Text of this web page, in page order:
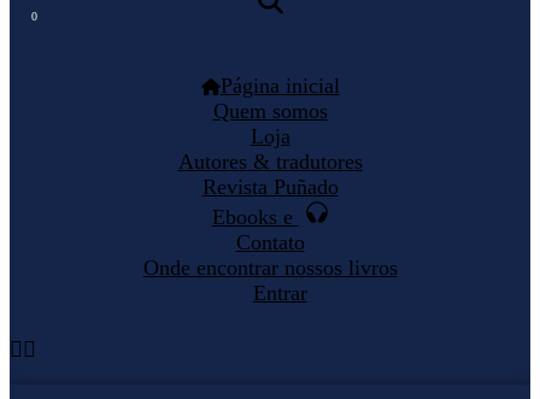
0
Página inicial
Quem somos
Loja
Autores & tradutores
Revista Puñado
Ebooks e
Contato
Onde encontrar nossos livros
Entrar